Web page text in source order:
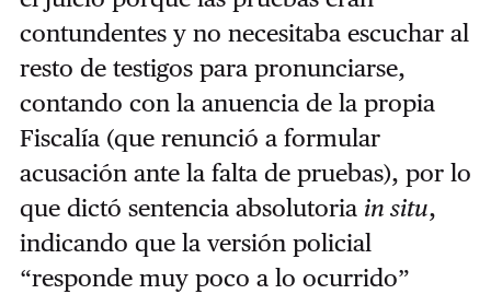
contundentes y no necesitaba escuchar al
resto de testigos para pronunciarse,
contando con la anuencia de la propia
Fiscalía (que renunció a formular
acusación ante la falta de pruebas), por lo
que dictó sentencia absolutoria in situ,
indicando que la versión policial
“responde muy poco a lo ocurrido”